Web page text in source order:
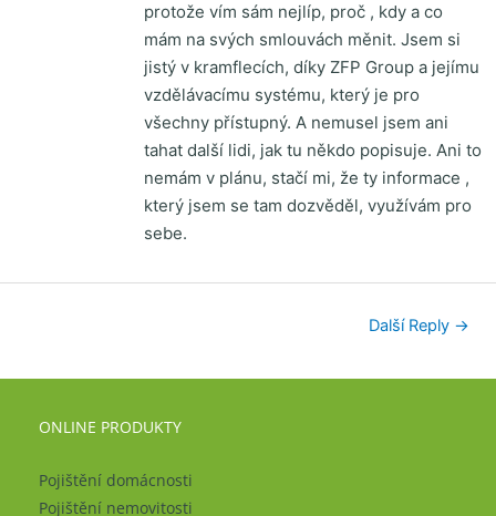
protože vím sám nejlíp, proč , kdy a co
mám na svých smlouvách měnit. Jsem si
jistý v kramflecích, díky ZFP Group a jejímu
vzdělávacímu systému, který je pro
všechny přístupný. A nemusel jsem ani
tahat další lidi, jak tu někdo popisuje. Ani to
nemám v plánu, stačí mi, že ty informace ,
který jsem se tam dozvěděl, využívám pro
sebe.
Další Reply →
ONLINE PRODUKTY
Pojištění domácnosti
Pojištění nemovitosti